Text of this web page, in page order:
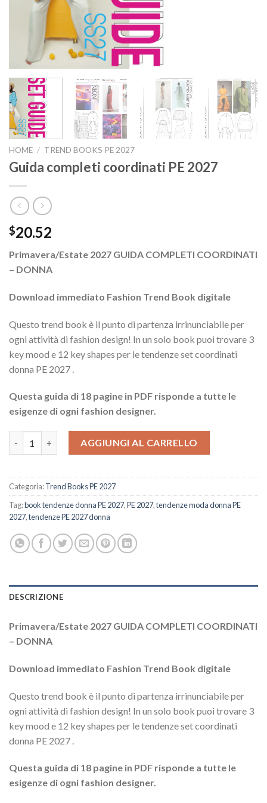
HOME / TREND BOOKS PE 2027
Guida completi coordinati PE 2027
$20.52
Primavera/Estate 2027 GUIDA COMPLETI COORDINATI
– DONNA
Download immediato Fashion Trend Book digitale
Questo trend book è il punto di partenza irrinunciabile per
ogni attività di fashion design! In un solo book puoi trovare 3
key mood e 12 key shapes per le tendenze set coordinati
donna PE 2027 .
Questa guida di 18 pagine in PDF risponde a tutte le
esigenze di ogni fashion designer.
AGGIUNGI AL CARRELLO
Categoria:Trend Books PE 2027
Tag:book tendenze donna PE 2027,PE 2027,tendenze moda donna PE
2027,tendenze PE 2027 donna
DESCRIZIONE
Primavera/Estate 2027 GUIDA COMPLETI COORDINATI
– DONNA
Download immediato Fashion Trend Book digitale
Questo trend book è il punto di partenza irrinunciabile per
ogni attività di fashion design! In un solo book puoi trovare 3
key mood e 12 key shapes per le tendenze set coordinati
donna PE 2027 .
Questa guida di 18 pagine in PDF risponde a tutte le
esigenze di ogni fashion designer.